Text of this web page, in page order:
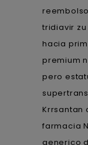
tridiavir
hacia
premium
pero
Krrsantan
farmacia
generico